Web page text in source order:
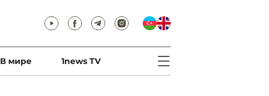
В мире 1news TV